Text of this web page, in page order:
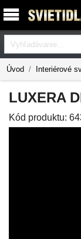
Vyhľadávanie
Úvod Interiérové
LUXERA
Kód produktu: